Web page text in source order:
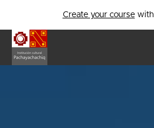
Create your coursewith